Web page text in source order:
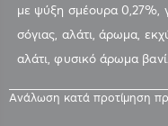
με ψύξη σμέουρα 0,27%,
σόγιας, αλάτι, άρωμα,
αλάτι, φυσικό άρωμα
Ανάλωση κατά προτίμηση